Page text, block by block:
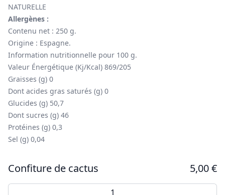
NATURELLE
Allergènes :
Contenu net : 250 g.
Origine : Espagne.
Information nutritionnelle pour 100 g.
Valeur Énergétique (Kj/Kcal) 869/205
Graisses (g) 0
Dont acides gras saturés (g) 0
Glucides (g) 50,7
Dont sucres (g) 46
Protéines (g) 0,3
Sel (g) 0,04
Confiture de cactus 5,00€
quantité de Confiture de cactus